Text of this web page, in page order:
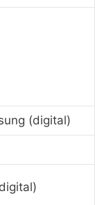
(digital)